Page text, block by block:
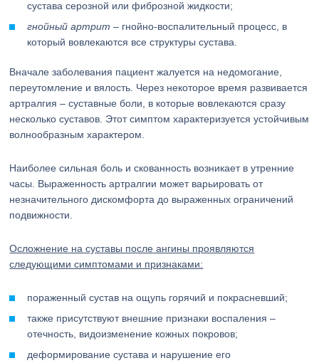
сустава серозной или фиброзной жидкости;
гнойный артрит – гнойно-воспалительный процесс, в
который вовлекаются все структуры сустава.
Вначале заболевания пациент жалуется на недомогание,
переутомление и вялость. Через некоторое время развивается
артралгия – суставные боли, в которые вовлекаются сразу
несколько суставов. Этот симптом характеризуется устойчивым
волнообразным характером.
Наиболее сильная боль и скованность возникает в утренние
часы. Выраженность артралгии может варьировать от
незначительного дискомфорта до выраженных ограничений
подвижности.
Осложнение на суставы после ангины проявляются
следующими симптомами и признаками:
пораженный сустав на ощупь горячий и покрасневший;
также присутствуют внешние признаки воспаления –
отечность, видоизменение кожных покровов;
деформирование сустава и нарушение его